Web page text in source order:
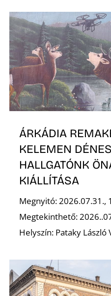
ÁRKÁDIA
KELEMEN
HALLGATÓNK
KIÁLLÍTÁSA
Megnyitó: 2026.07.31.,
Megtekinthető:
Helyszín: Pataky László